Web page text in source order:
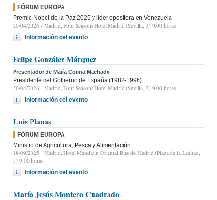
FÓRUM EUROPA
Premio Nobel de la Paz 2025 y líder opositora en Venezuela
20/04/2026 - Madrid, Four Seasons Hotel Madrid (Sevilla, 3) 9.00 horas
Información del evento
Felipe González Márquez
Presentador de María Corina Machado
Presidente del Gobierno de España (1982-1996)
20/04/2026 - Madrid, Four Seasons Hotel Madrid (Sevilla, 3) 9.00 horas
Información del evento
Luis Planas
FÓRUM EUROPA
Ministro de Agricultura, Pesca y Alimentación
18/09/2025 - Madrid, Hotel Mandarin Oriental Ritz de Madrid (Plaza de la Lealtad,
5) 9:00 horas
Información del evento
María Jesús Montero Cuadrado